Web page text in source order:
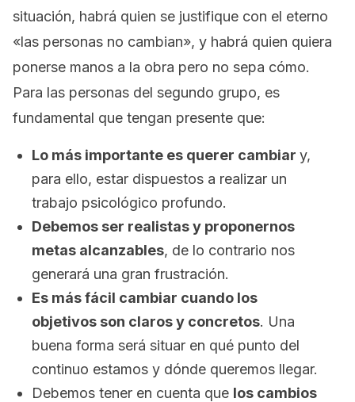
situación, habrá quien se justifique con el eterno
«las personas no cambian», y habrá quien quiera
ponerse manos a la obra pero no sepa cómo.
Para las personas del segundo grupo, es
fundamental que tengan presente que:
Lo más importante es querer cambiar y,
para ello, estar dispuestos a realizar un
trabajo psicológico profundo.
Debemos ser realistas y proponernos
metas alcanzables, de lo contrario nos
generará una gran frustración.
Es más fácil cambiar cuando los
objetivos son claros y concretos. Una
buena forma será situar en qué punto del
continuo estamos y dónde queremos llegar.
Debemos tener en cuenta que los cambios